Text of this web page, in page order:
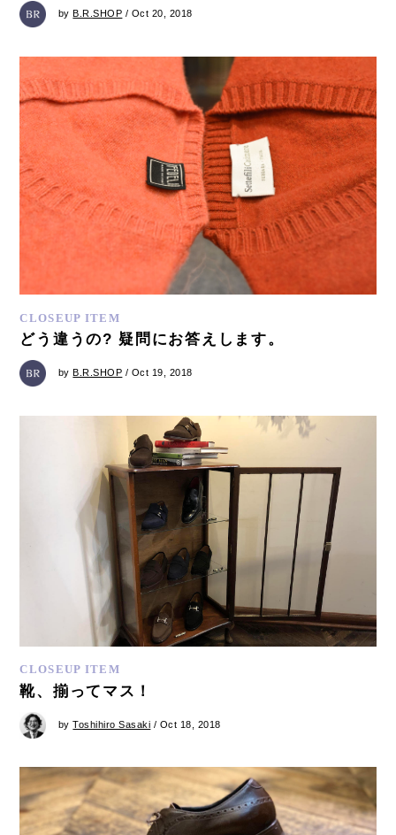
by B.R.SHOP / Oct 20, 2018
CLOSEUP ITEM
どう違うの? 疑問にお答えします。
byB.R.SHOP / Oct 19, 2018
CLOSEUP ITEM
靴、揃ってマス！
byToshihiro Sasaki / Oct 18, 2018